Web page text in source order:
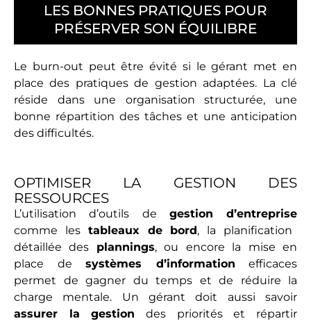
LES BONNES PRATIQUES POUR
PRÉSERVER SON ÉQUILIBRE
Le burn-out peut être évité si le gérant met en
place des pratiques de gestion adaptées. La clé
réside dans une organisation structurée, une
bonne répartition des tâches et une anticipation
des difficultés.
OPTIMISER LA GESTION DES
RESSOURCES
L’utilisation d’outils de gestion d’entreprise
comme les tableaux de bord, la planification
détaillée des plannings, ou encore la mise en
place de systèmes d’information efficaces
permet de gagner du temps et de réduire la
charge mentale. Un gérant doit aussi savoir
assurer la gestion des priorités et répartir